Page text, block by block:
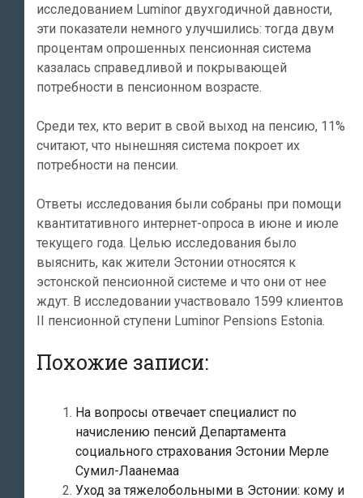
исследованием Luminor двухгодичной давности,
эти показатели немного улучшились: тогда двум
процентам опрошенных пенсионная система
казалась справедливой и покрывающей
потребности в пенсионном возрасте.
Среди тех, кто верит в свой выход на пенсию, 11%
считают, что нынешняя система покроет их
потребности на пенсии.
Ответы исследования были собраны при помощи
квантитативного интернет-опроса в июне и июле
текущего года. Целью исследования было
выяснить, как жители Эстонии относятся к
эстонской пенсионной системе и что они от нее
ждут. В исследовании участвовало 1599 клиентов
II пенсионной ступени Luminor Pensions Estonia.
Похожие записи:
На вопросы отвечает специалист по
начислению пенсий Департамента
социального страхования Эстонии Мерле
Сумил-Лаанемаа
Уход за тяжелобольными в Эстонии: кому и